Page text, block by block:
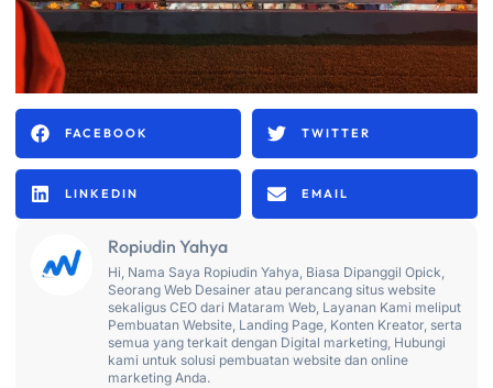
FACEBOOK TWITTER
LINKEDIN EMAIL
Ropiudin Yahya
Hi, Nama Saya Ropiudin Yahya, Biasa Dipanggil Opick,
Seorang Web Desainer atau perancang situs website
sekaligus CEO dari Mataram Web, Layanan Kami meliput
Pembuatan Website, Landing Page, Konten Kreator, serta
semua yang terkait dengan Digital marketing, Hubungi
kami untuk solusi pembuatan website dan online
marketing Anda.